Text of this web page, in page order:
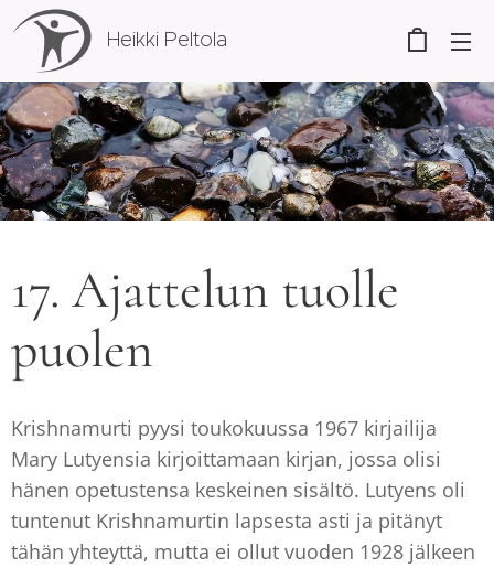
Heikki Peltola
17. Ajattelun tuolle
puolen
Krishnamurti pyysi toukokuussa 1967 kirjailija
Mary Lutyensia kirjoittamaan kirjan, jossa olisi
hänen opetustensa keskeinen sisältö. Lutyens oli
tuntenut Krishnamurtin lapsesta asti ja pitänyt
tähän yhteyttä, mutta ei ollut vuoden 1928 jälkeen